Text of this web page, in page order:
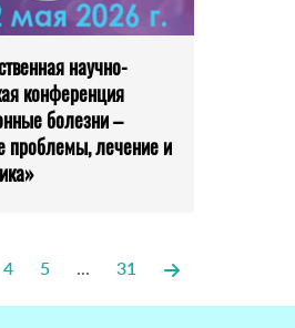
научно-
конференция
болезни –
проблемы, лечение и
4 5 ... 31